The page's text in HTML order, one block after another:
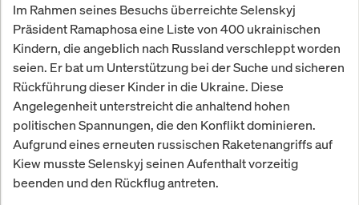
Im Rahmen seines Besuchs überreichte Selenskyj
Präsident Ramaphosa eine Liste von 400 ukrainischen
Kindern, die angeblich nach Russland verschleppt worden
seien. Er bat um Unterstützung bei der Suche und sicheren
Rückführung dieser Kinder in die Ukraine. Diese
Angelegenheit unterstreicht die anhaltend hohen
politischen Spannungen, die den Konflikt dominieren.
Aufgrund eines erneuten russischen Raketenangriffs auf
Kiew musste Selenskyj seinen Aufenthalt vorzeitig
beenden und den Rückflug antreten.